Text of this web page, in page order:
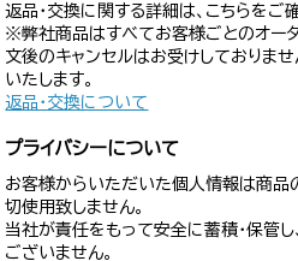
返品・交換に関する詳細は、こちらをご
※弊社商品はすべてお客様ごとのオー
文後のキャンセルはお受けしておりま
いたします。
返品・交換について
プライバシーについて
お客様からいただいた個人情報は商品
切使用致しません。
当社が責任をもって安全に蓄積・保管し
ございません。